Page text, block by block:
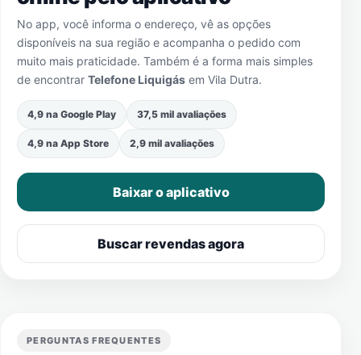
No app, você informa o endereço, vê as opções
disponíveis na sua região e acompanha o pedido com
muito mais praticidade. Também é a forma mais simples
de encontrar Telefone Liquigás em Vila Dutra.
4,9 na Google Play 37,5 mil avaliações
4,9 na App Store 2,9 mil avaliações
Baixar o aplicativo
Buscar revendas agora
PERGUNTAS FREQUENTES